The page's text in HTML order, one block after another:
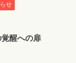
せ
醒への扉